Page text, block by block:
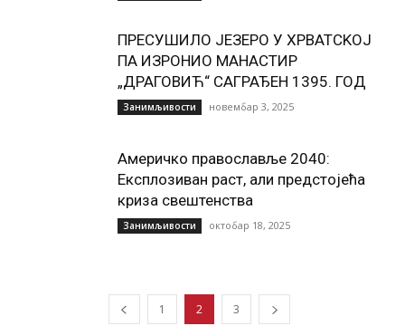
ПРЕСУШИЛО ЈЕЗЕРО У ХРВАТСKОЈ
ПА ИЗРОНИО МАНАСТИР
„ДРАГОВИЋ“ САГРАЂЕН 1395. ГОД
Занимљивости новембар 3, 2025
Америчко православље 2040:
Експлозиван раст, али предстојећа
криза свештенства
Занимљивости октобар 18, 2025
1 2 3